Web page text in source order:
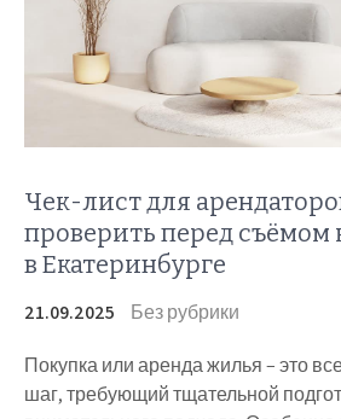
Чек-лист для
проверить перед съёмом
в Екатеринбурге
21.09.2025 Без рубрики
Покупка или аренда жилья – это
шаг, требующий тщательной